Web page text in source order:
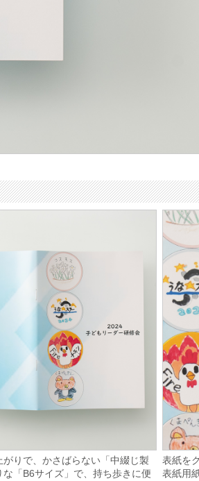
りで、かさばらない「中綴じ製
「B6サイズ」で、持ち歩きに便
表紙を
表紙用